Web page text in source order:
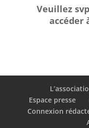
Veuillez
accéder
Espace presse
Connexion